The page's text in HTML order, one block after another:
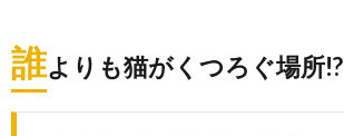
誰よりも猫がくつろぐ場所!?